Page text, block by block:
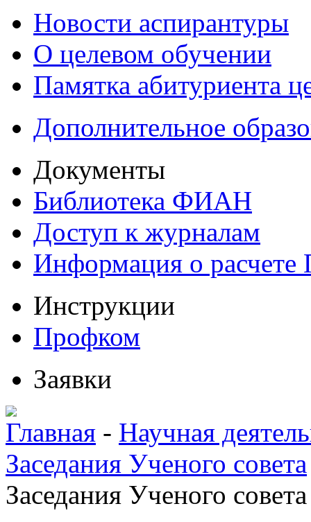
Новости аспирантуры
О целевом обучении
Памятка абитуриента
Дополнительное
Документы
Библиотека ФИАН
Доступ к журналам
Информация о
Инструкции
Профком
Заявки
Главная - Научная
Заседания Ученого совета
Заседания Ученого